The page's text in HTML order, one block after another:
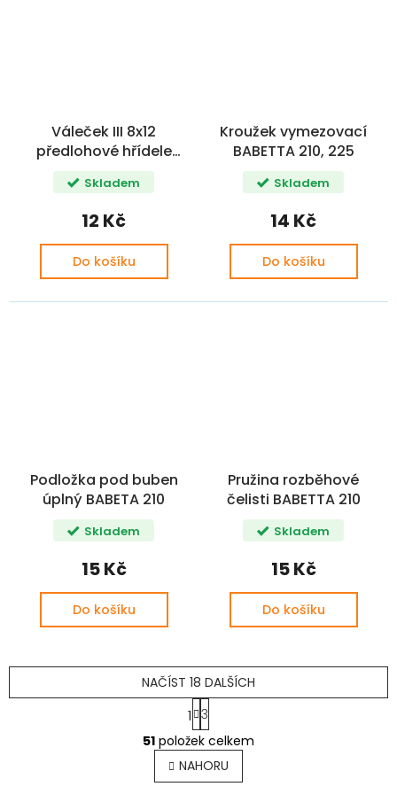
Váleček III 8x12
předlohové hřídele
BABETTA 210
Skladem
12 Kč
Do košíku
Kroužek vymezovací
BABETTA 210, 225
Skladem
14 Kč
Do košíku
Podložka pod buben
úplný BABETA 210
Skladem
15 Kč
Do košíku
Pružina rozběhové
čelisti BABETTA 210
Skladem
15 Kč
Do košíku
O
v
l
á
NAČÍST 18 DALŠÍCH
S
t
r
á
n
k
1 3
51 položek celkem
NAHORU